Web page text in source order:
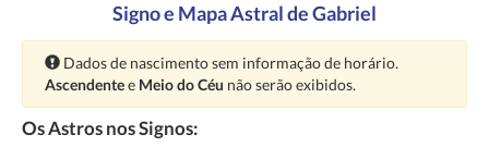
Signo e Mapa Astral de Gabriel
Atenção:
Dados de nascimento sem informação de horário.
Ascendentee Meio do Céu não serão exibidos.
Os Astros nos Signos: